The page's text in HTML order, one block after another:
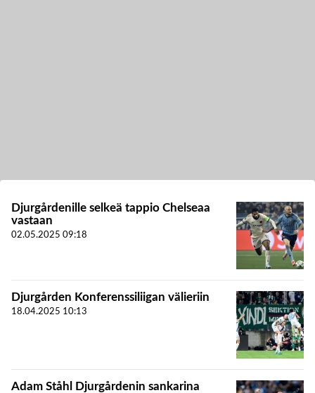
Djurgårdenille selkeä tappio Chelseaa
vastaan
02.05.2025 09:18
Djurgården Konferenssiliigan välieriin
18.04.2025 10:13
Adam Ståhl Djurgårdenin sankarina